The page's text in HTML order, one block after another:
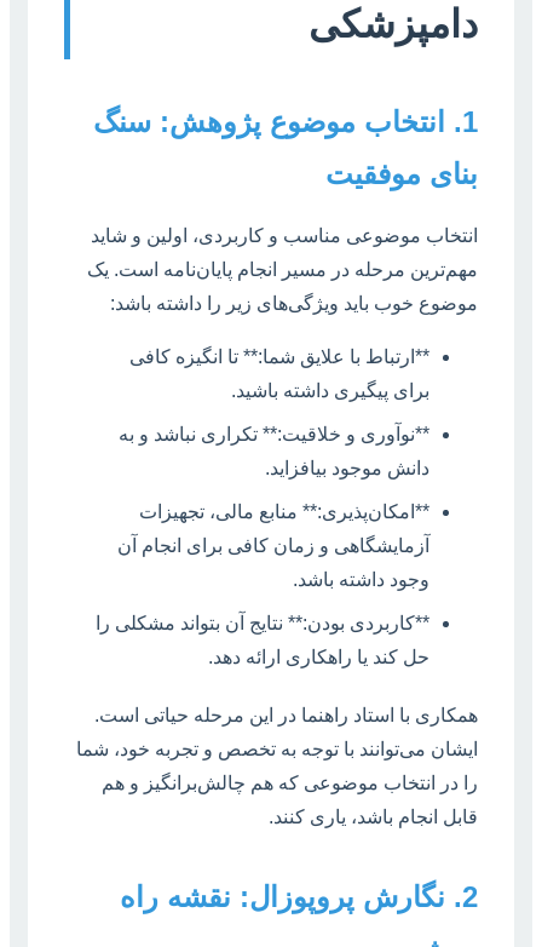
دامپزشکی
1. انتخاب موضوع پژوهش: سنگ
بنای موفقیت
انتخاب موضوعی مناسب و کاربردی، اولین و شاید
مهم‌ترین مرحله در مسیر انجام پایان‌نامه است. یک
موضوع خوب باید ویژگی‌های زیر را داشته باشد:
**ارتباط با علایق شما:** تا انگیزه کافی
برای پیگیری داشته باشید.
**نوآوری و خلاقیت:** تکراری نباشد و به
دانش موجود بیافزاید.
**امکان‌پذیری:** منابع مالی، تجهیزات
آزمایشگاهی و زمان کافی برای انجام آن
وجود داشته باشد.
**کاربردی بودن:** نتایج آن بتواند مشکلی را
حل کند یا راهکاری ارائه دهد.
همکاری با استاد راهنما در این مرحله حیاتی است.
ایشان می‌توانند با توجه به تخصص و تجربه خود، شما
را در انتخاب موضوعی که هم چالش‌برانگیز و هم
قابل انجام باشد، یاری کنند.
2. نگارش پروپوزال: نقشه راه